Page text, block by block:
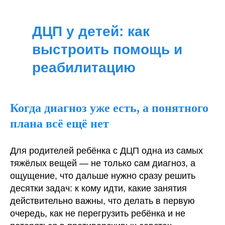
ДЦП у детей: как
выстроить помощь и
реабилитацию
Когда диагноз уже есть, а понятного
плана всё ещё нет
Для родителей ребёнка с ДЦП одна из самых
тяжёлых вещей — не только сам диагноз, а
ощущение, что дальше нужно сразу решить
десятки задач: к кому идти, какие занятия
действительно важны, что делать в первую
очередь, как не перегрузить ребёнка и не